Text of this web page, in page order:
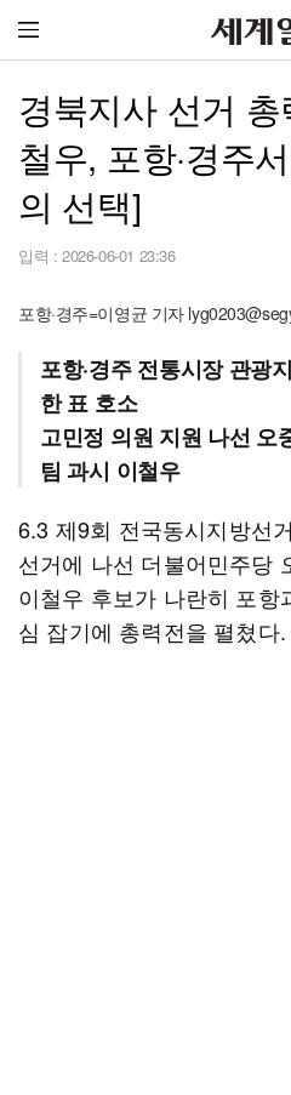
경북지사 선거 총
철우, 포항·경주
의 선택]
입력 : 2026-06-01 23:36
포항·경주=이영균 기자
포항·경주 전통시장 관광
한 표 호소
고민정 의원 지원 나선 오
팀 과시 이철우
6.3 제9회 전국동시지방선
선거에 나선 더불어민주당
이철우 후보가 나란히 포항
심 잡기에 총력전을 펼쳤다.